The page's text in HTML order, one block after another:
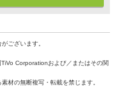
ございます。
Corporationおよび／またはその関
材の無断複写・転載を禁じます。